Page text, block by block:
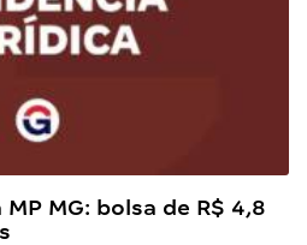
MG: bolsa de R$ 4,8